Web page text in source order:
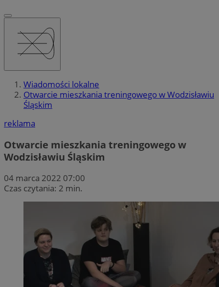
Wiadomości lokalne
Otwarcie mieszkania treningowego w Wodzisławiu
Śląskim
reklama
Otwarcie mieszkania treningowego w
Wodzisławiu Śląskim
04 marca 2022 07:00
Czas czytania: 2 min.